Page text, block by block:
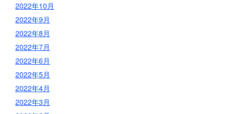
2022年10月
2022年9月
2022年8月
2022年7月
2022年6月
2022年5月
2022年4月
2022年3月